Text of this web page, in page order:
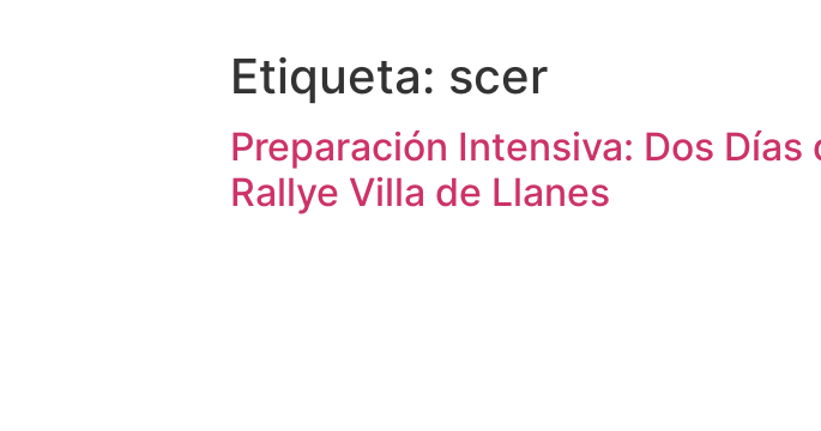
Etiqueta: scer
Preparación Intensiva: Dos
Rallye Villa de Llanes